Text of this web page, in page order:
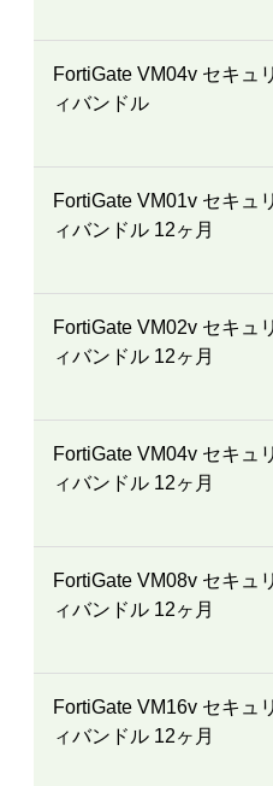
FortiGate VM04v セキュ
ィバンドル
FortiGate VM01v セキュ
ィバンドル 12ヶ月
FortiGate VM02v セキュ
ィバンドル 12ヶ月
FortiGate VM04v セキュ
ィバンドル 12ヶ月
FortiGate VM08v セキュ
ィバンドル 12ヶ月
FortiGate VM16v セキュ
ィバンドル 12ヶ月